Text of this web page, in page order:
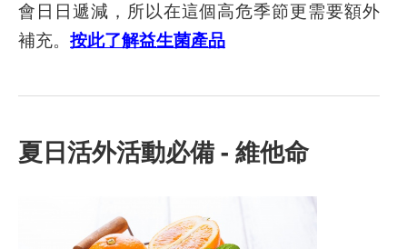
會日日遞減，所以在這個高危季節更需要額外
補充。 按此了解益生菌產品
夏日活外活動必備 - 維他命